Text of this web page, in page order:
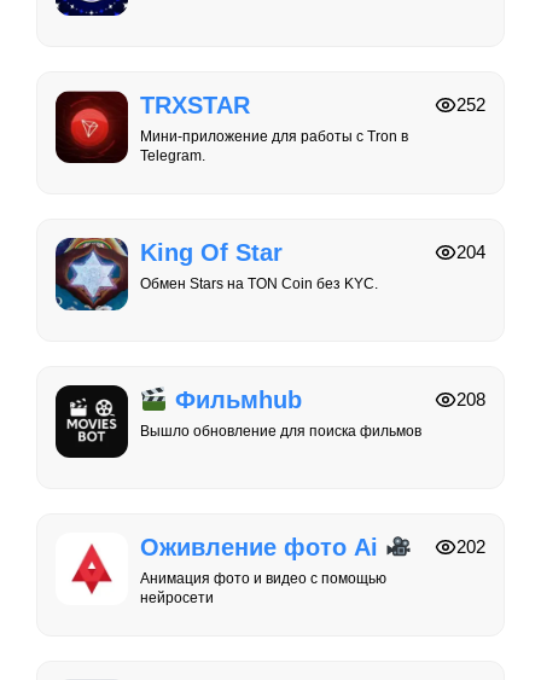
TRXSTAR
Мини-приложение для работы с Tron в
Telegram.
252
King Of Star
Обмен Stars на TON Coin без KYC.
204
Фильмhub
Вышло обновление для поиска фильмов
208
Оживление фото Ai
Анимация фото и видео с помощью
нейросети
202